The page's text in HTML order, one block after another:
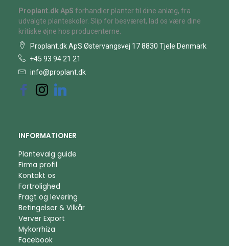
Proplant.dk ApS forhandler planter til dine anlæg, fra
udvalgte planteskoler. Slip for besværet, lad os være dine
kritiske øjne hos producenterne.
Proplant.dk ApS Østervangsvej 17 8830 Tjele Denmark
+45 93 94 21 21
info@proplant.dk
INFORMATIONER
Plantevalg guide
Firma profil
Kontakt os
Fortrolighed
Fragt og levering
Betingelser & Vilkår
Verver Export
Mykorrhiza
Facebook